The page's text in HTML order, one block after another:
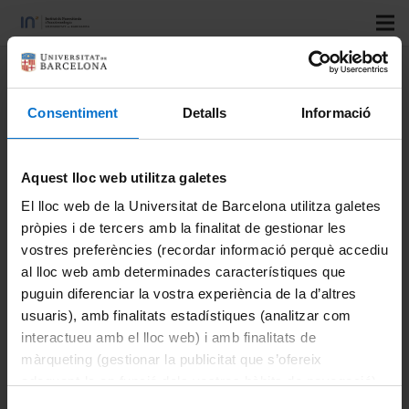
Consentiment Detalls Informació
Aquest lloc web utilitza galetes
El lloc web de la Universitat de Barcelona utilitza galetes
pròpies i de tercers amb la finalitat de gestionar les
vostres preferències (recordar informació perquè accediu
al lloc web amb determinades característiques que
puguin diferenciar la vostra experiència de la d’altres
usuaris), amb finalitats estadístiques (analitzar com
interactueu amb el lloc web) i amb finalitats de
màrqueting (gestionar la publicitat que s’ofereix
Title: Multidirectional in vitro
and in cellulo studies as a tool for
identification of multi-target-
symptoms and causes of
Alzheimer’s disease
Authors:Szałaj, N.; Godyń, J.; Jończyk, J.; Pasieka, A.;
Panek, D.; Wichur, T.; Więckowski, K.; Zaręba, P.; Bajda,
M.; Pislar, A.; Malawska, B.; Sabate, R.; Więckowska, A.
Journal:Journal of Enzyme Inhibition and Medicinal
Chemistry
Vol: